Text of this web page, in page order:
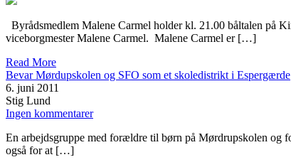
Byrådsmedlem Malene Carmel holder kl. 21.00 båltalen på
viceborgmester Malene Carmel. Malene Carmel er […]
Read More
Bevar Mørdupskolen og SFO som et skoledistrikt i Espergærde
6. juni 2011
Stig Lund
Ingen kommentarer
En arbejdsgruppe med forældre til børn på Mørdrupskolen og
også for at […]